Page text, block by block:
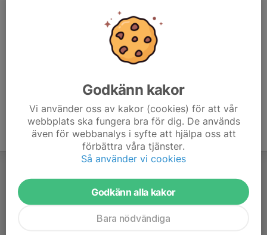
Godkänn kakor
Vi använder oss av kakor (cookies) för att vår
webbplats ska fungera bra för dig. De används
även för webbanalys i syfte att hjälpa oss att
förbättra våra tjänster.
Så använder vi cookies
Godkänn alla kakor
Bara nödvändiga